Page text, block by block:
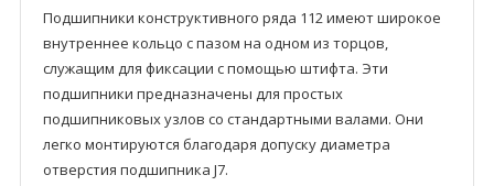
Подшипники кoнструктивного рядa 112 имеют широкое
внутреннее кольцо с пазом на одном из торцов,
служащим для фиксации с помощью штифта. Эти
подшипники предназначены для простых
подшипниковых узлов со стандартными валами. Они
легко монтируются благодаря допуску диаметра
отверстия подшипника J7.